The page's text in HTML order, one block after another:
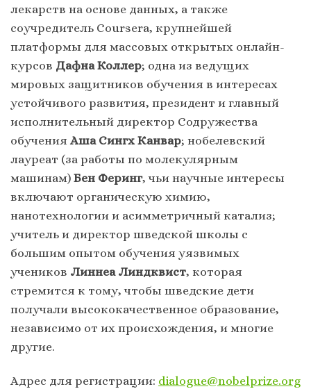
лекарств на основе данных, а также
соучредитель Coursera, крупнейшей
платформы для массовых открытых онлайн-
курсов Дафна Коллер; одна из ведущих
мировых защитников обучения в интересах
устойчивого развития, президент и главный
исполнительный директор Содружества
обучения Аша Сингх Канвар; нобелевский
лауреат (за работы по молекулярным
машинам) Бен Феринг, чьи научные интересы
включают органическую химию,
нанотехнологии и асимметричный катализ;
учитель и директор шведской школы с
большим опытом обучения уязвимых
учеников Линнеа Линдквист, которая
стремится к тому, чтобы шведские дети
получали высококачественное образование,
независимо от их происхождения, и многие
другие.
Адрес для регистрации: dialogue@nobelprize.org